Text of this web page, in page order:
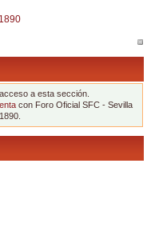
a esta sección.
con Foro Oficial SFC - Sevilla